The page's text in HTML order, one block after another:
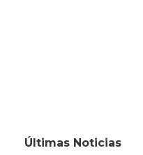
Últimas Noticias